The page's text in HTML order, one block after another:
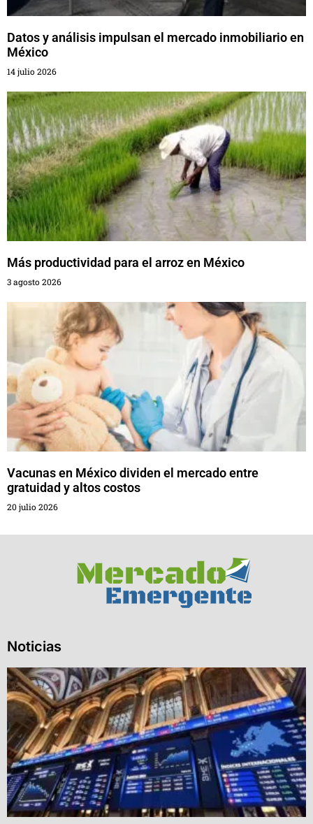
Datos y análisis impulsan el mercado inmobiliario en
México
14 julio 2026
Más productividad para el arroz en México
3 agosto 2026
Vacunas en México dividen el mercado entre
gratuidad y altos costos
20 julio 2026
Noticias